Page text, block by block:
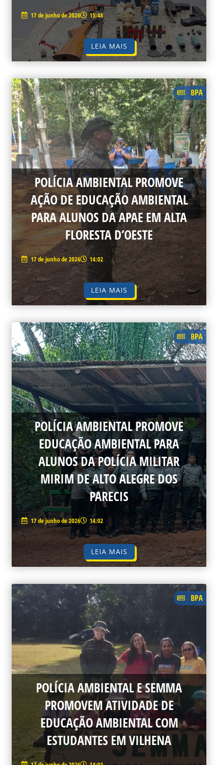
17 de junho de 2026 15:48
LEIA MAIS
BPA
POLÍCIA AMBIENTAL PROMOVE
AÇÃO DE EDUCAÇÃO AMBIENTAL
PARA ALUNOS DA APAE EM ALTA
FLORESTA D’OESTE
17 de junho de 2026 14:02
LEIA MAIS
BPA
POLÍCIA AMBIENTAL PROMOVE
EDUCAÇÃO AMBIENTAL PARA
ALUNOS DA POLÍCIA MILITAR
MIRIM DE ALTO ALEGRE DOS
PARECIS
17 de junho de 2026 14:02
LEIA MAIS
BPA
POLÍCIA AMBIENTAL E SEMMA
PROMOVEM ATIVIDADE DE
EDUCAÇÃO AMBIENTAL COM
ESTUDANTES EM VILHENA